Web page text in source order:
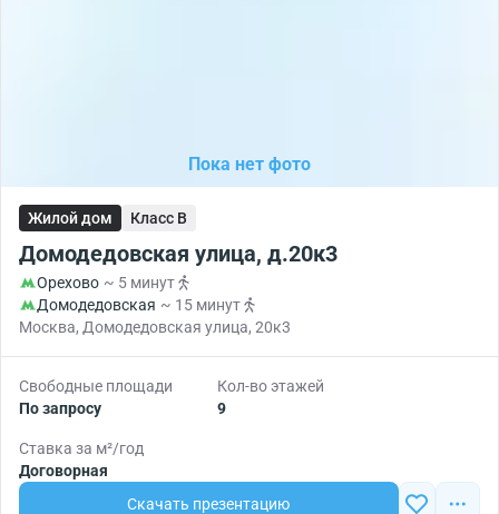
Пока нет фото
Жилой дом Класс B
Домодедовская улица, д.20к3
Орехово ~ 5 минут
Домодедовская ~ 15 минут
Москва, Домодедовская улица, 20к3
Свободные площади
По запросу
Кол-во этажей
9
Ставка за м²/год
Договорная
Скачать презентацию